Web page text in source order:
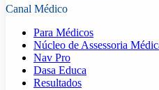
Canal Médico
Para Médicos
Núcleo de Assessoria
Nav Pro
Dasa Educa
Resultados